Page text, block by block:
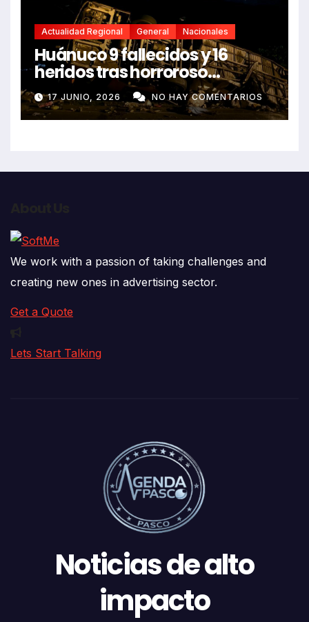
Actualidad Regional General Nacionales
Huánuco 9 fallecidos y 16
heridos tras horroroso
despiste de bus Real Chancas
que impactó contra vivienda
17 JUNIO, 2026 NO HAY COMENTARIOS
We work with a passion of taking challenges and
creating new ones in advertising sector.
Get a Quote
Lets Start Talking
Noticias de alto
impacto